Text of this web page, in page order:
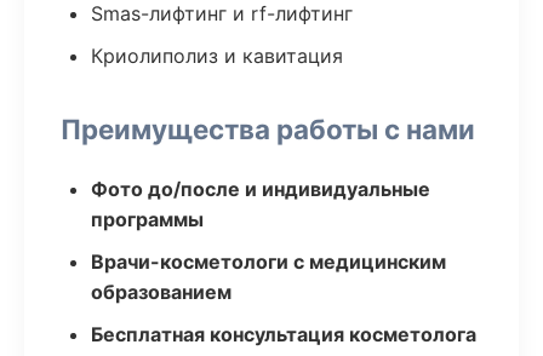
Smas-лифтинг и rf-лифтинг
Криолиполиз и кавитация
Преимущества работы с нами
Фото до/после и индивидуальные
программы
Врачи-косметологи с медицинским
образованием
Бесплатная консультация косметолога